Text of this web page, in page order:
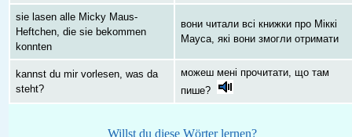
sie lasen alle Micky Maus-
Heftchen, die sie bekommen
konnten
вони читали всі книжки про Міккі
Мауса, які вони змогли отримати
kannst du mir vorlesen, was da
steht?
можеш мені прочитати, що там
пише?
Willst du diese Wörter lernen?